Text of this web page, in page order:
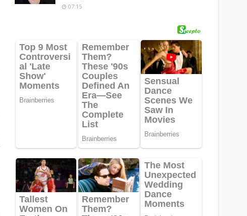
07:15